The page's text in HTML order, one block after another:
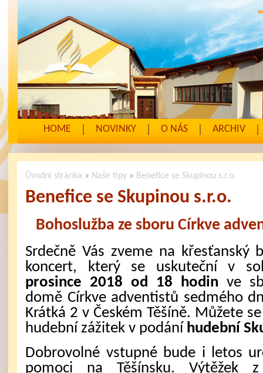
HOME NOVINKY O NÁS ARCHIV
Úvodní stránka » Naše tipy » Benefice se Skupinou s.r.o.
Benefice se Skupinou s.r.o.
Bohoslužba ze sboru Církve
Srdečně Vás zveme na křesťanský
koncert, který se uskuteční v
prosince 2018 od 18 hodin ve
domě Církve adventistů sedmého
Krátká 2 v Českém Těšíně. Můžete
hudební zážitek v podání hudební
Dobrovolné vstupné bude i letos
pomoci na Těšínsku. Výtěžek z